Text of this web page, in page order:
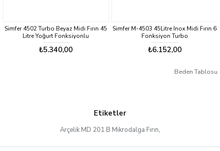
Simfer 4502 Turbo Beyaz Midi Fırın 45
Litre Yoğurt Fonksiyonlu
₺5.340,00
Simfer M-4503 45Litre Inox Midi Fırın 6
Fonksiyon Turbo
₺6.152,00
Beden Tablosu
Etiketler
Arçelik MD 201 B Mikrodalga Fırın,